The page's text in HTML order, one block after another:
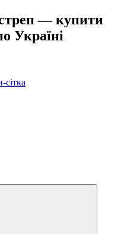
стреп — купити
Україні
сітка